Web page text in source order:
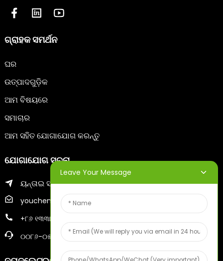
ଗ୍ରାହକ ସମର୍ଥନ
ଘର
ଉତ୍ପାଦଗୁଡ଼ିକ
ଆମ ବିଷୟରେ
ସମାଚାର
ଆମ ସହିତ ଯୋଗାଯୋଗ କରନ୍ତୁ
ଯୋଗାଯୋଗ ସୂଚନା
ୟନ୍ତାଇ ସହରର ଜିଫୁ ଜିଲ୍ଲା |
youcheng@ytscreenprinter.com
+୮୬ ୧୩୩୮୬୩୮୩୯୩୦
୦୦୮୬-୦୫୩୫୬୭୩୦୯୯୬
Leave Your Message